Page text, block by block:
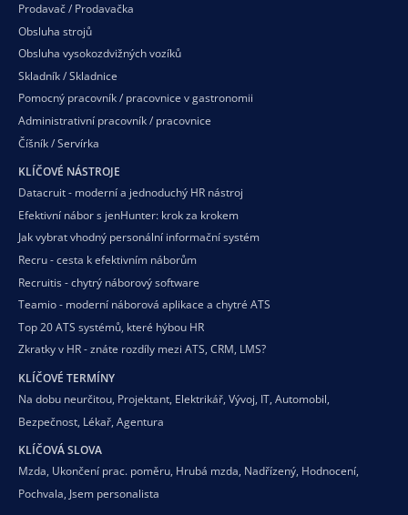
Prodavač / Prodavačka
Obsluha strojů
Obsluha vysokozdvižných vozíků
Skladník / Skladnice
Pomocný pracovník / pracovnice v gastronomii
Administrativní pracovník / pracovnice
Číšník / Servírka
KLÍČOVÉ NÁSTROJE
Datacruit - moderní a jednoduchý HR nástroj
Efektivní nábor s jenHunter: krok za krokem
Jak vybrat vhodný personální informační systém
Recru - cesta k efektivním náborům
Recruitis - chytrý náborový software
Teamio - moderní náborová aplikace a chytré ATS
Top 20 ATS systémů, které hýbou HR
Zkratky v HR - znáte rozdíly mezi ATS, CRM, LMS?
KLÍČOVÉ TERMÍNY
Na dobu neurčitou, Projektant, Elektrikář, Vývoj, IT, Automobil,
Bezpečnost, Lékař, Agentura
KLÍČOVÁ SLOVA
Mzda, Ukončení prac. poměru, Hrubá mzda, Nadřízený, Hodnocení,
Pochvala, Jsem personalista